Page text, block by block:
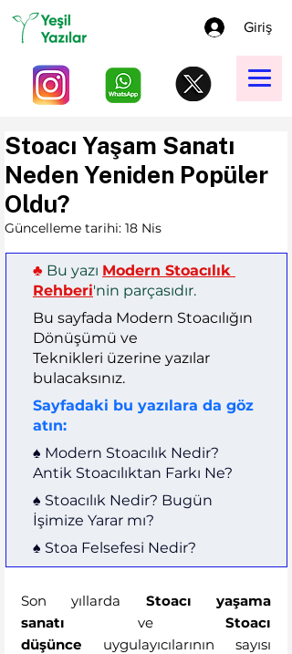
Giriş
Stoacı Yaşam Sanatı
Neden Yeniden Popüler
Oldu?
Güncelleme tarihi: 18 Nis
♣︎ Bu yazı Modern Stoacılık
Rehberi'nin parçasıdır.
Bu sayfada Modern Stoacılığın
Dönüşümü ve
Teknikleri üzerine yazılar
bulacaksınız.
Sayfadaki bu yazılara da göz
atın:
♠︎ Modern Stoacılık Nedir?
Antik Stoacılıktan Farkı Ne?
♠︎ Stoacılık Nedir? Bugün
İşimize Yarar mı?
♠︎ Stoa Felsefesi Nedir?
Son yıllarda Stoacı yaşama
sanatı ve Stoacı
düşünce uygulayıcılarının sayısı